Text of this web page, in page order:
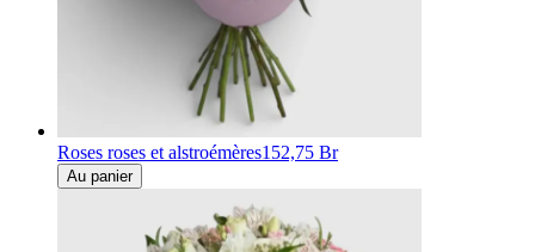
Roses roses et alstroémères152,75 Br
Au panier